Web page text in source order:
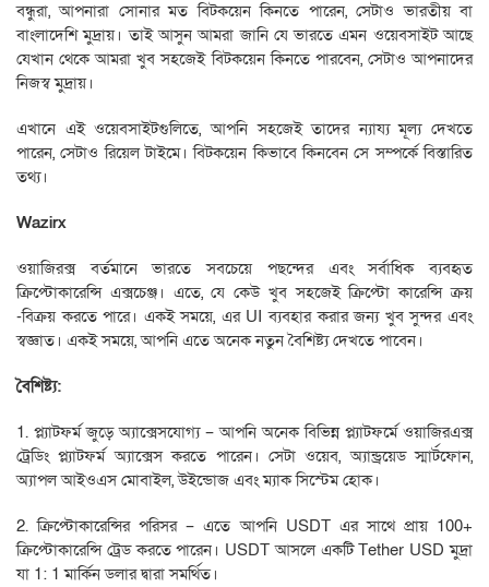
বন্ধুরা, আপনারা সোনার মত বিটকয়েন কিনতে পারেন, সেটাও ভারতীয় বা
বাংলাদেশি মুদ্রায়। তাই আসুন আমরা জানি যে ভারতে এমন ওয়েবসাইট আছে
যেখান থেকে আমরা খুব সহজেই বিটকয়েন কিনতে পারবেন, সেটাও আপনাদের
নিজস্ব মুদ্রায়।
এখানে এই ওয়েবসাইটগুলিতে, আপনি সহজেই তাদের ন্যায্য মূল্য দেখতে
পারেন, সেটাও রিয়েল টাইমে। বিটকয়েন কিভাবে কিনবেন সে সম্পর্কে বিস্তারিত
তথ্য।
Wazirx
ওয়াজিরক্স বর্তমানে ভারতে সবচেয়ে পছন্দের এবং সর্বাধিক ব্যবহৃত
ক্রিপ্টোকারেন্সি এক্সচেঞ্জ। এতে, যে কেউ খুব সহজেই ক্রিপ্টো কারেন্সি ক্রয়
-বিক্রয় করতে পারে। একই সময়ে, এর UI ব্যবহার করার জন্য খুব সুন্দর এবং
স্বজ্ঞাত। একই সময়ে, আপনি এতে অনেক নতুন বৈশিষ্ট্য দেখতে পাবেন।
বৈশিষ্ট্য:
1. প্ল্যাটফর্ম জুড়ে অ্যাক্সেসযোগ্য – আপনি অনেক বিভিন্ন প্ল্যাটফর্মে ওয়াজিরএক্স
ট্রেডিং প্ল্যাটফর্ম অ্যাক্সেস করতে পারেন। সেটা ওয়েব, অ্যান্ড্রয়েড স্মার্টফোন,
অ্যাপল আইওএস মোবাইল, উইন্ডোজ এবং ম্যাক সিস্টেম হোক।
2. ক্রিপ্টোকারেন্সির পরিসর – এতে আপনি USDT এর সাথে প্রায় 100+
ক্রিপ্টোকারেন্সি ট্রেড করতে পারেন। USDT আসলে একটি Tether USD মুদ্রা
যা 1: 1 মার্কিন ডলার দ্বারা সমর্থিত।